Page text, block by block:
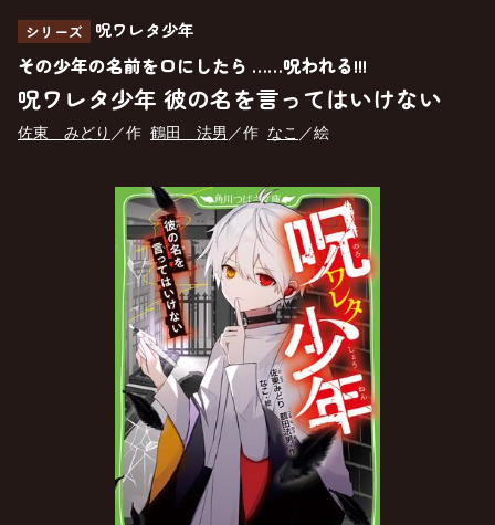
シリーズ 呪ワレタ少年
その少年の名前を口にしたら ……呪われる!!!
呪ワレタ少年 彼の名を言ってはいけない
佐東 みどり ／作 鶴田 法男 ／作 なこ ／絵